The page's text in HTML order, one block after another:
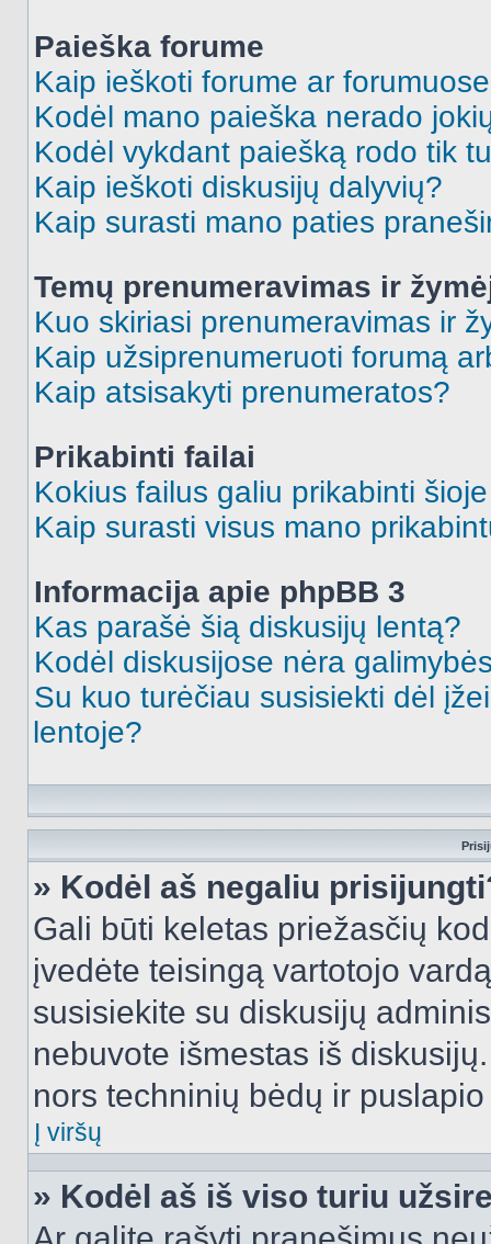
Paieška forume
Kaip ieškoti forume ar
Kodėl mano paieška nerado
Kodėl vykdant paiešką rodo tik
Kaip ieškoti diskusijų dalyvių?
Kaip surasti mano paties
Temų prenumeravimas ir
Kuo skiriasi prenumeravimas ir
Kaip užsiprenumeruoti forumą
Kaip atsisakyti prenumeratos?
Prikabinti failai
Kokius failus galiu prikabinti
Kaip surasti visus mano
Informacija apie phpBB 3
Kas parašė šią diskusijų lentą?
Kodėl diskusijose nėra
Su kuo turėčiau susisiekti dėl
lentoje?
» Kodėl aš negaliu
Gali būti keletas priežasčių
įvedėte teisingą vartotojo
susisiekite su diskusijų
nebuvote išmestas iš
nors techninių bėdų ir
Į viršų
» Kodėl aš iš viso turiu